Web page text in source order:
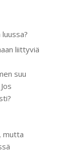
liittyviä
suu
mutta